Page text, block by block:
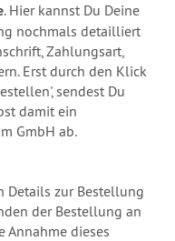
. Hier kannst Du Deine
nochmals detailliert
Zahlungsart,
Erst durch den Klick
sendest Du
damit ein
GmbH ab.
Details zur Bestellung
der Bestellung an
Annahme dieses